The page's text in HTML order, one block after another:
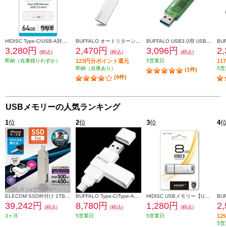
3,280円
(税込)
即納（在庫残りわずか）
2,470円 (税込)
123円分ポイント還元
即納（在庫あり）
(9件)
3,096円
(税込)
5営業日
(1件) 5営
USBメモリーの人気ランキング
1位
39,242円
(税込)
3ヶ月
2位
8,780円
(税込)
5営業日
3位
1,280円
(税込)
5営業日
4
5営